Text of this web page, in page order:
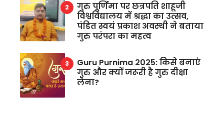
गुरु पूर्णिमा पर छत्रपति शाहूजी
विश्वविद्यालय में श्रद्धा का उत्सव,
पंडित स्वयं प्रकाश अवस्थी ने बताया
गुरु परंपरा का महत्व
Guru Purnima 2025: किसे बनाएं
गुरु और क्यों जरूरी है गुरु दीक्षा
लेना?